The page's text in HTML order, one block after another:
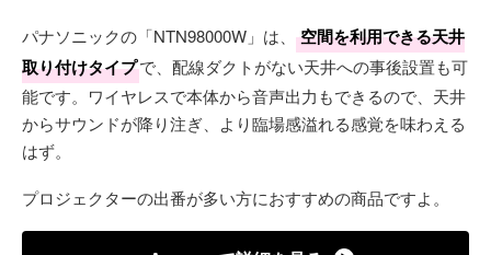
パナソニックの「NTN98000W」は、
空間を利用できる天井
取り付けタイプで、配線ダクトがない天井への事後設置も可
能です。ワイヤレスで本体から音声出力もできるので、天井
からサウンドが降り注ぎ、より臨場感溢れる感覚を味わえる
はず。
プロジェクターの出番が多い方におすすめの商品ですよ。